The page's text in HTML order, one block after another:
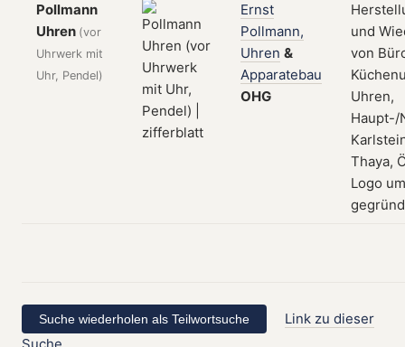
Pollmann
Uhren (vor
Uhrwerk mit
Uhr, Pendel)
Ernst
Pollmann,
Uhren &
Apparatebau
OHG
und
von
Uhren,
Haupt-/
Thaya,
Logo
Link zu dieser